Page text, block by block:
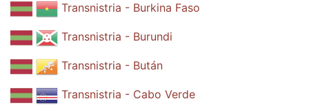
Transnistria - Burkina Faso
Transnistria - Burundi
Transnistria - Bután
Transnistria - Cabo Verde